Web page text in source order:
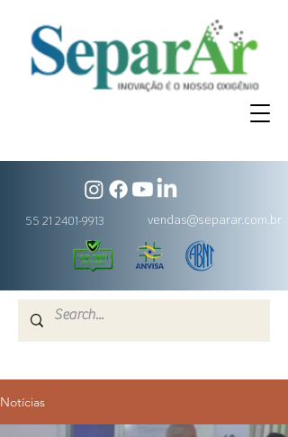
55 21 2401-9913 vendas@separar.com.br
Notícias